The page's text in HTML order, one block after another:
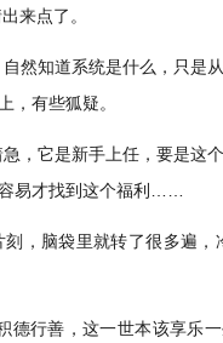
点了。
知道系统是什么，只是
，有些狐疑。
它是新手上任，要是这个
易才找到这个福利……
脑袋里就转了很多遍，
行善，这一世本该享乐一